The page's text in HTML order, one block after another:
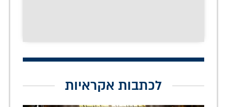
לכתבות אקראיות